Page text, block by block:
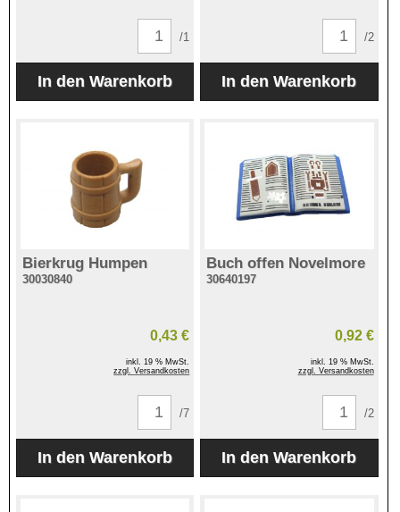
/1 /2
Bierkrug Humpen
30030840
0,43 €
inkl. 19 % MwSt.
zzgl. Versandkosten
/7
Buch offen Novelmore
30640197
0,92 €
inkl. 19 % MwSt.
zzgl. Versandkosten
/2